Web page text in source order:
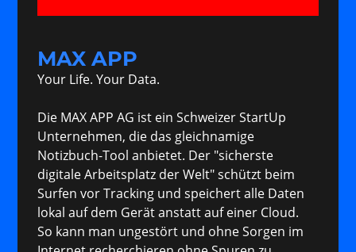
MAX APP
Your Life. Your Data.
Die MAX APP AG ist ein Schweizer StartUp
Unternehmen, die das gleichnamige
Notizbuch-Tool anbietet. Der "sicherste
digitale Arbeitsplatz der Welt" schützt beim
Surfen vor Tracking und speichert alle Daten
lokal auf dem Gerät anstatt auf einer Cloud.
So kann man ungestört und ohne Sorgen im